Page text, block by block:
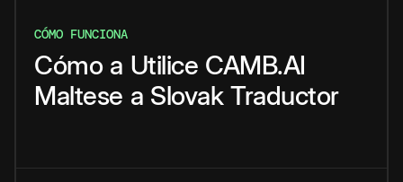
CÓMO FUNCIONA
Cómo a Utilice CAMB.AI
Maltese a Slovak Traductor